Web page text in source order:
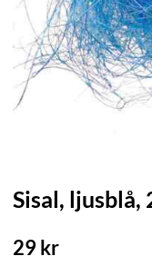
Sisal, ljusblå,
29kr